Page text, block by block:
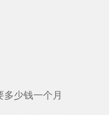
多少钱一个月